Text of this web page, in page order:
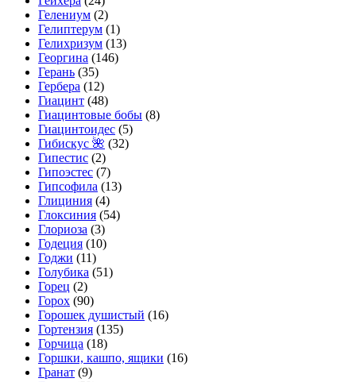
Гелениум (2)
Гелиптерум (1)
Гелихризум (13)
Георгина (146)
Герань (35)
Гербера (12)
Гиацинт (48)
Гиацинтовые бобы (8)
Гиацинтоидес (5)
Гибискус 🌺 (32)
Гипестис (2)
Гипоэстес (7)
Гипсофила (13)
Глициния (4)
Глоксиния (54)
Глориоза (3)
Годеция (10)
Годжи (11)
Голубика (51)
Горец (2)
Горох (90)
Горошек душистый (16)
Гортензия (135)
Горчица (18)
Горшки, кашпо, ящики (16)
Гранат (9)